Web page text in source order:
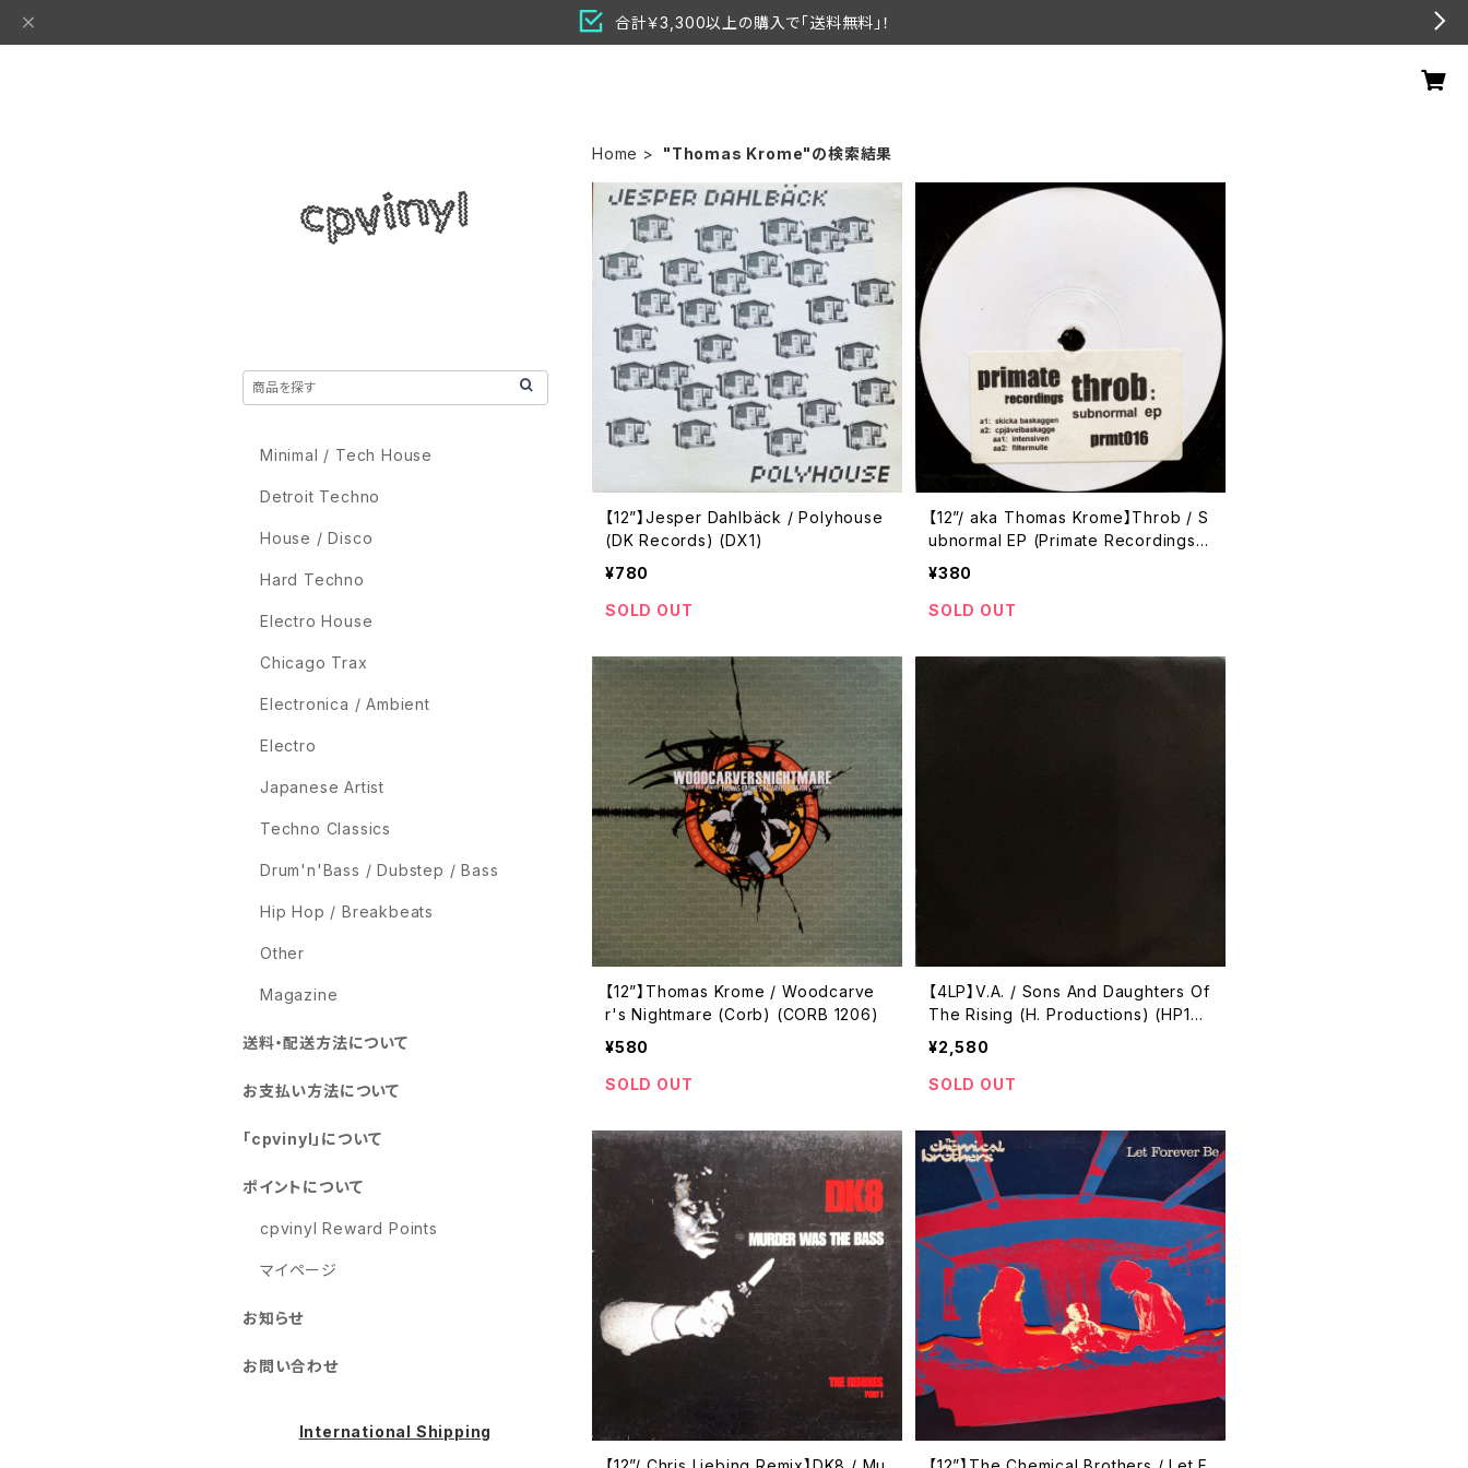
合計￥3,300以上の購入で「送料無料」！
Home "Thomas Krome"の検索結果
【12”】Jesper Dahlbäck / Polyhouse
(DK Records) (DX1)
¥780
SOLD OUT
【12”/ aka Thomas Krome】Throb / S
ubnormal EP (Primate Recordings)
(prmt016)
¥380
SOLD OUT
【12”】Thomas Krome / Woodcarve
r's Nightmare (Corb) (CORB 1206)
¥580
SOLD OUT
【4LP】V.A. / Sons And Daughters Of
The Rising (H. Productions) (HP120
1)
¥2,580
SOLD OUT
Minimal / Tech House
Detroit Techno
House / Disco
Hard Techno
Electro House
Chicago Trax
Electronica / Ambient
Electro
Japanese Artist
Techno Classics
Drum'n'Bass / Dubstep / Bass
Hip Hop / Breakbeats
Other
Magazine
送料・配送方法について
お支払い方法について
「cpvinyl」について
ポイントについて
cpvinyl Reward Points
マイページ
お知らせ
お問い合わせ
International Shipping